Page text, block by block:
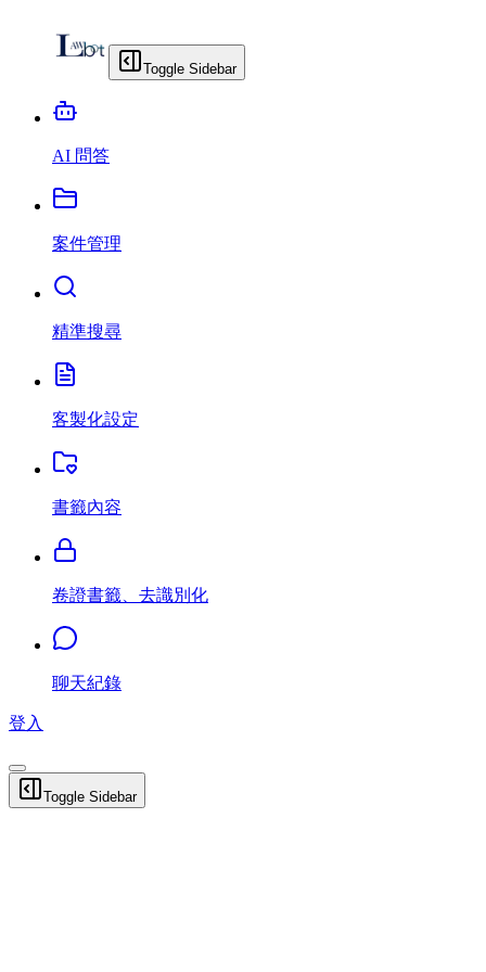
Toggle Sidebar
AI 問答
案件管理
精準搜尋
客製化設定
書籤內容
卷證書籤、去識別化
聊天紀錄
登入
Toggle Sidebar